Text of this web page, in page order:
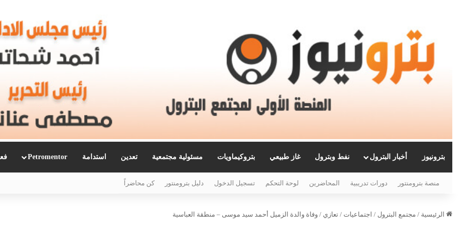
بترونيوز أخبار البترول نفط وبترول غاز طبيعي بتروكيماويات مسئولية مجتمعية تعدين استدامة Petromentor
منصة بترومنتور دورات تدريبية المحاضرين لوحة التحكم تسجيل الدخول دليل بترومنتور كن محاضراً
الرئيسية / مجتمع البترول / اجتماعيات / تعازي / وفاة والدة الزميل أحمد سيد موسى – منطقة العباسية